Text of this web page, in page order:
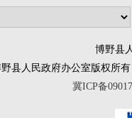
博野县
县人民政府办公室版权所有
冀ICP备